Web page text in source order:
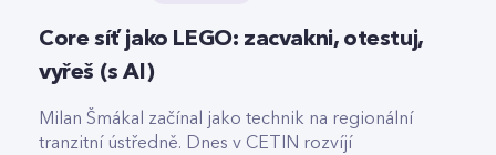
Core síť jako LEGO: zacvakni, otestuj,
vyřeš (s AI)
Milan Šmákal začínal jako technik na regionální
tranzitní ústředně. Dnes v CETIN rozvíjí